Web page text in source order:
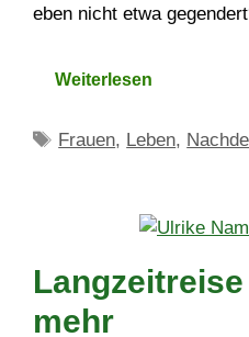
eben nicht etwa
Weiterlesen
Schlagwörter
Frauen, Leben,
mehr